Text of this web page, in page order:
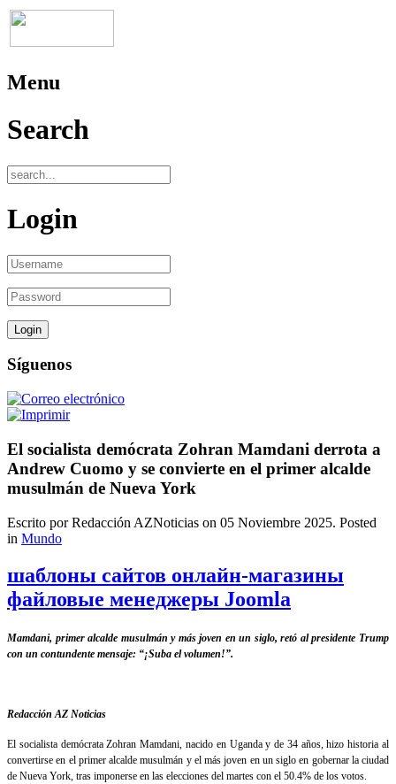
Menu
Search
Login
Síguenos
El socialista demócrata Zohran Mamdani derrota a
Andrew Cuomo y se convierte en el primer alcalde
musulmán de Nueva York
Escrito por Redacción AZNoticias on 05 Noviembre 2025. Posted
in Mundo
шаблоны сайтов онлайн-магазины
файловые менеджеры Joomla
Mamdani, primer alcalde musulmán y más joven en un siglo, retó al presidente Trump
con un contundente mensaje: “¡Suba el volumen!”.
Redacción AZ Noticias
El socialista demócrata Zohran Mamdani, nacido en Uganda y de 34 años, hizo historia al
convertirse en el primer alcalde musulmán y el más joven en un siglo en gobernar la ciudad
de Nueva York, tras imponerse en las elecciones del martes con el 50.4% de los votos.